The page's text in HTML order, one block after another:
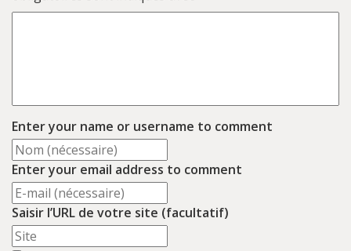
Enter your name or username to comment
Enter your email address to comment
Saisir l’URL de votre site (facultatif)